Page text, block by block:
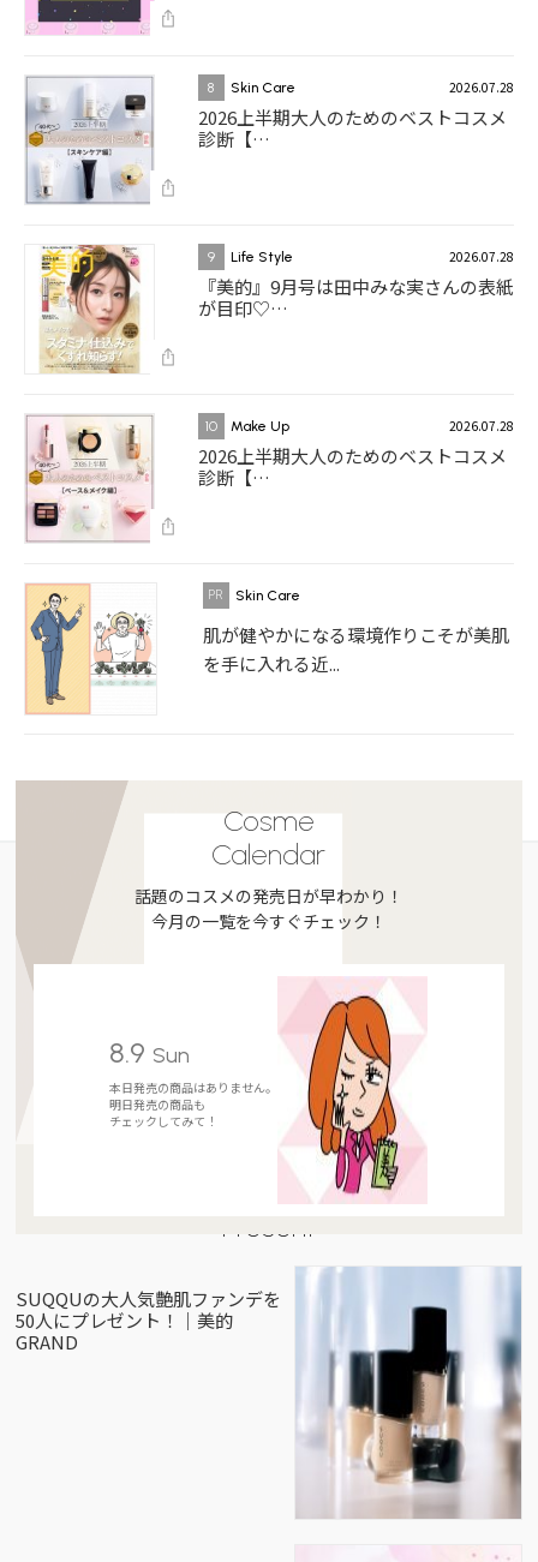
8 Skin Care 2026.07.28
2026上半期大人のためのベストコスメ
診断【…
9 Life Style 2026.07.28
『美的』9月号は田中みな実さんの表紙
が目印♡…
10 Make Up 2026.07.28
2026上半期大人のためのベストコスメ
診断【…
Skin Care
肌が健やかになる環境作りこそが美肌
を手に入れる近...
Cosme
Calendar
話題のコスメの発売日が早わかり！
今月の一覧を今すぐチェック！
8.9 Sun
本日発売の商品はありません。
明日発売の商品も
チェックしてみて！
Present
SUQQUの大人気艶肌ファンデを
50人にプレゼント！｜美的
GRAND